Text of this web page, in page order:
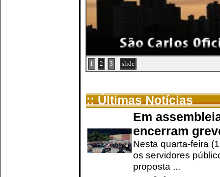
1 2 3 slide
:: Últimas Notícias
Em
encerram
Nesta quarta-feira
os servidores
proposta ...